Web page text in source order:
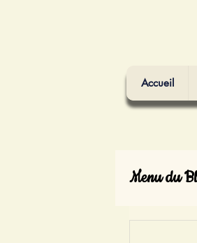
Accueil
Menu du